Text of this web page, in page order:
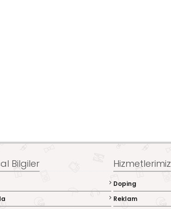
Bilgiler Hizmetlerimiz
Doping
Reklam